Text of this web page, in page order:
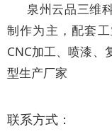
泉州云品三维
制作为主，配套
CNC加工、喷漆、
型生产厂家
联系方式：